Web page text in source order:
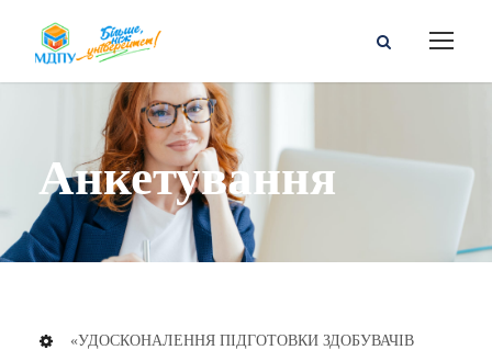
Анкетування
«УДОСКОНАЛЕННЯ ПІДГОТОВКИ ЗДОБУВАЧІВ